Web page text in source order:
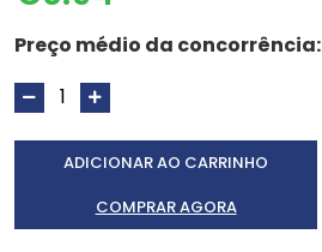
Preço médio da concorrência:
ADICIONAR AO CARRINHO
COMPRAR AGORA